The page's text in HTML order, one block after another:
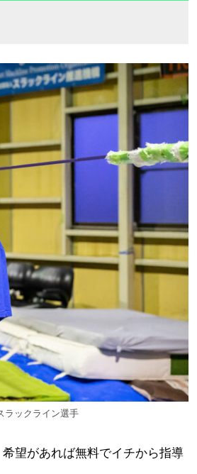
ラックライン選手
望があれば無料でイチから指導